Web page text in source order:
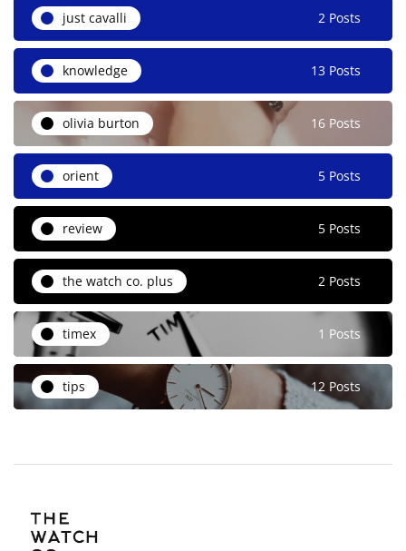
just cavalli 2 Posts
knowledge 13 Posts
olivia burton 16 Posts
orient 5 Posts
review 5 Posts
the watch co. plus 2 Posts
timex 1 Posts
tips 12 Posts